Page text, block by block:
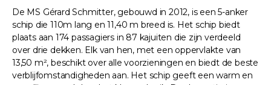
De MS Gérard Schmitter, gebouwd in 2012, is een 5-anker
schip die 110m lang en 11,40 m breed is. Het schip biedt
plaats aan 174 passagiers in 87 kajuiten die zijn verdeeld
over drie dekken. Elk van hen, met een oppervlakte van
13,50 m², beschikt over alle voorzieningen en biedt de beste
verblijfomstandigheden aan. Het schip geeft een warm en